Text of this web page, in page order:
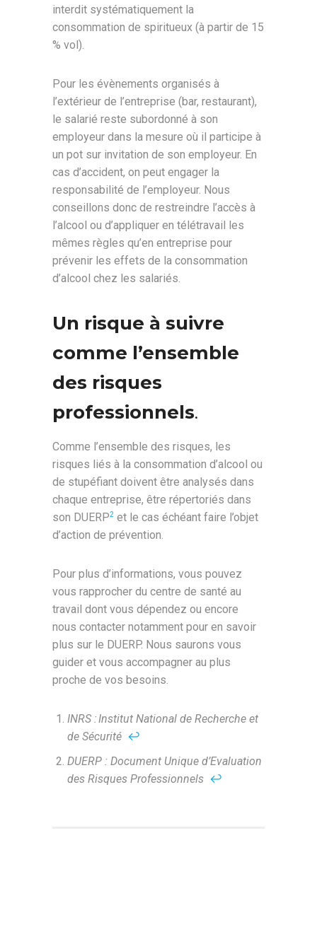
interdit systématiquement la
consommation de spiritueux (à partir de 15
% vol).
Pour les évènements organisés à
l’extérieur de l’entreprise (bar, restaurant),
le salarié reste subordonné à son
employeur dans la mesure où il participe à
un pot sur invitation de son employeur. En
cas d’accident, on peut engager la
responsabilité de l’employeur. Nous
conseillons donc de restreindre l’accès à
l’alcool ou d’appliquer en télétravail les
mêmes règles qu’en entreprise pour
prévenir les effets de la consommation
d’alcool chez les salariés.
Un risque à suivre
comme l’ensemble
des risques
professionnels.
Comme l’ensemble des risques, les
risques liés à la consommation d’alcool ou
de stupéfiant doivent être analysés dans
chaque entreprise, être répertoriés dans
son DUERP2 et le cas échéant faire l’objet
d’action de prévention.
Pour plus d’informations, vous pouvez
vous rapprocher du centre de santé au
travail dont vous dépendez ou encore
nous contacter notamment pour en savoir
plus sur le DUERP. Nous saurons vous
guider et vous accompagner au plus
proche de vos besoins.
INRS : Institut National de Recherche et
de Sécurité ↩︎
DUERP : Document Unique d’Evaluation
des Risques Professionnels ↩︎